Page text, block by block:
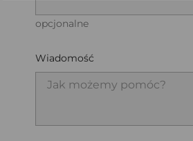
opcjonalne
Wiadomość